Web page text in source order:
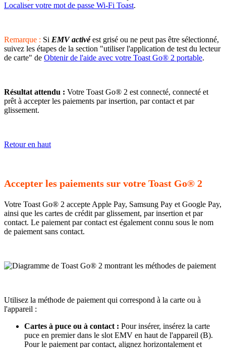
Localiser votre mot de passe Wi-Fi Toast.
Remarque : Si EMV activéest grisé ou ne peut pas être sélectionné,
suivez les étapes de la section "utiliser l'application de test du lecteur
de carte" de Obtenir de l'aide avec votre Toast Go® 2 portable.
Résultat attendu : Votre Toast Go® 2 est connecté, connecté et
prêt à accepter les paiements par insertion, par contact et par
glissement.
Retour en haut
Accepter les paiements sur votre Toast Go® 2
Votre Toast Go® 2 accepte Apple Pay, Samsung Pay et Google Pay,
ainsi que les cartes de crédit par glissement, par insertion et par
contact. Le paiement par contact est également connu sous le nom
de paiement sans contact.
Utilisez la méthode de paiement qui correspond à la carte ou à
l'appareil :
Cartes à puce ou à contact : Pour insérer, insérez la carte
puce en premier dans le slot EMV en haut de l'appareil (B).
Pour le paiement par contact, alignez horizontalement et